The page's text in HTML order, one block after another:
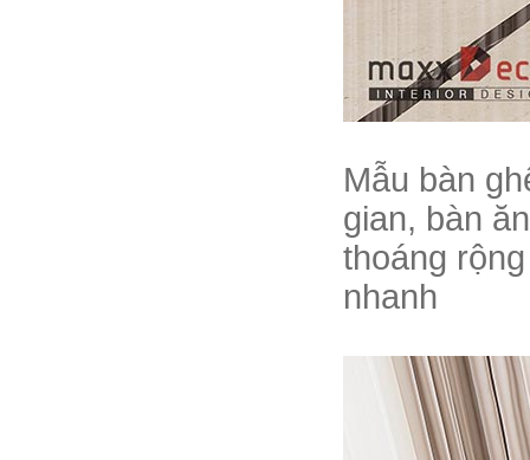
Mẫu bàn
gian, bàn
thoáng
nhanh